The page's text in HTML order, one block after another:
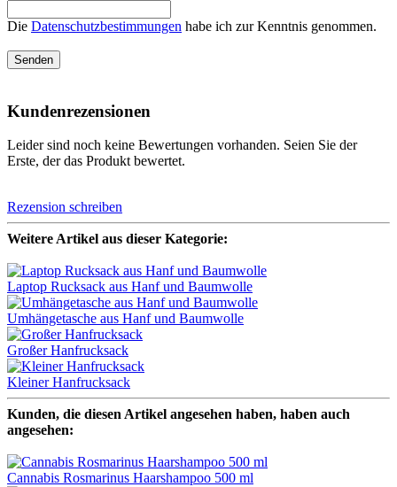
Die Datenschutzbestimmungen habe ich zur Kenntnis genommen.
Senden
Kundenrezensionen
Leider sind noch keine Bewertungen vorhanden. Seien Sie der
Erste, der das Produkt bewertet.
Rezension schreiben
Weitere Artikel aus dieser Kategorie:
Laptop Rucksack aus Hanf und Baumwolle
Umhängetasche aus Hanf und Baumwolle
Großer Hanfrucksack
Kleiner Hanfrucksack
Kunden, die diesen Artikel angesehen haben, haben auch
angesehen:
Cannabis Rosmarinus Haarshampoo 500 ml